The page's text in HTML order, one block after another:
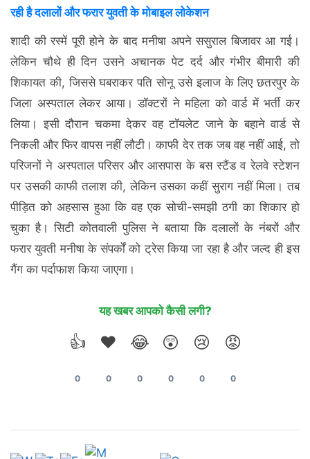
रही है दलालों और फरार युवती के मोबाइल लोकेशन
शादी की रस्में पूरी होने के बाद मनीषा अपने ससुराल बिजावर आ गई।
लेकिन चौथे ही दिन उसने अचानक पेट दर्द और गंभीर बीमारी की
शिकायत की, जिससे घबराकर पति सोनू उसे इलाज के लिए छतरपुर के
जिला अस्पताल लेकर आया। डॉक्टरों ने महिला को वार्ड में भर्ती कर
लिया। इसी दौरान चकमा देकर वह टॉयलेट जाने के बहाने वार्ड से
निकली और फिर वापस नहीं लौटी। काफी देर तक जब वह नहीं आई, तो
परिजनों ने अस्पताल परिसर और आसपास के बस स्टैंड व रेलवे स्टेशन
पर उसकी काफी तलाश की, लेकिन उसका कहीं सुराग नहीं मिला। तब
पीड़ित को अहसास हुआ कि वह एक सोची-समझी ठगी का शिकार हो
चुका है। सिटी कोतवाली पुलिस ने बताया कि दलालों के नंबरों और
फरार युवती मनीषा के संपर्कों को ट्रेस किया जा रहा है और जल्द ही इस
गैंग का पर्दाफाश किया जाएगा।
यह खबर आपको कैसी लगी?
👍
0
❤️
0
😂
0
😲
0
😢
0
😡
0